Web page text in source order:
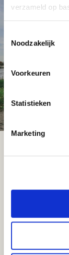
verzameld op
Noodzakelijk
Voorkeuren
Statistieken
Marketing
DIENSTEN